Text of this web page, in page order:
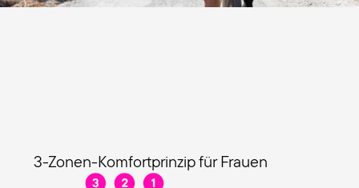
3-Zonen-Komfortprinzip für Frauen